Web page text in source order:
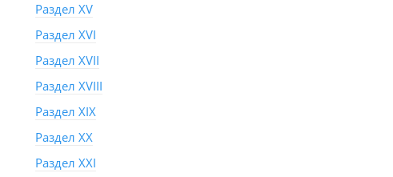
Раздел XV
Раздел XVI
Раздел XVII
Раздел XVIII
Раздел XIX
Раздел XX
Раздел XXI